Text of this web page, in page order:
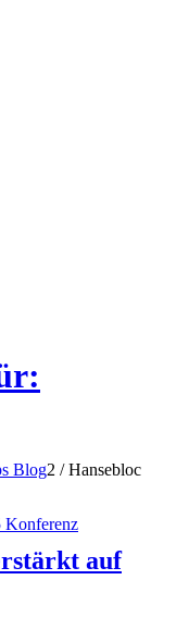
Konferenz
Blog2 / Hansebloc
auf